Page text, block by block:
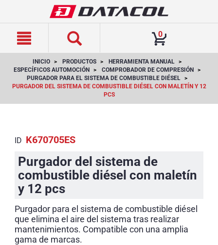
0
INICIO PRODUCTOS
HERRAMIENTA MANUAL
ESPECÍFICOS AUTOMOCIÓN
COMPROBADOR DE COMPRESIÓN
PURGADOR PARA EL SISTEMA DE COMBUSTIBLE DIÉSEL
PURGADOR DEL SISTEMA DE COMBUSTIBLE DIÉSEL CON MALETÍN Y 12
PCS
ID K670705ES
Purgador del sistema de
combustible diésel con maletín
y 12 pcs
Purgador para el sistema de combustible diésel
que elimina el aire del sistema tras realizar
mantenimientos. Compatible con una amplia
gama de marcas.